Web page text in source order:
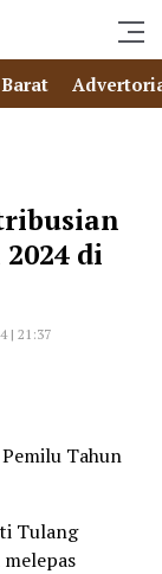
di
| 21:37
Tahun
Tulang